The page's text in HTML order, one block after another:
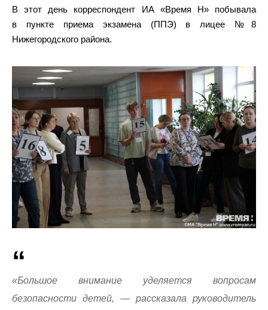
В этот день корреспондент ИА «Время Н» побывала
в пункте приема экзамена (ППЭ) в лицее №8
Нижегородского района.
«Большое внимание уделяется вопросам
безопасности детей, — рассказала руководитель